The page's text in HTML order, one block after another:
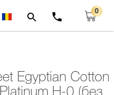
0
Sheet Egyptian Cotton Lux Satin 420TC
H-0 (без